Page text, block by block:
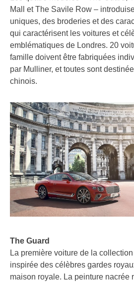
Mall et The Savile Row –
uniques, des broderies et des
qui caractérisent les voitures et
emblématiques de Londres. 20
famille doivent être fabriquées
par Mulliner, et toutes sont
chinois.
The Guard
La première voiture de la
inspirée des célèbres gardes
maison royale. La peinture nacrée